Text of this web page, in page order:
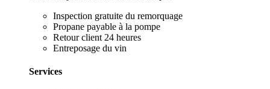
Inspection gratuite du remorquage
Propane payable à la pompe
Retour client 24 heures
Entreposage du vin
Services